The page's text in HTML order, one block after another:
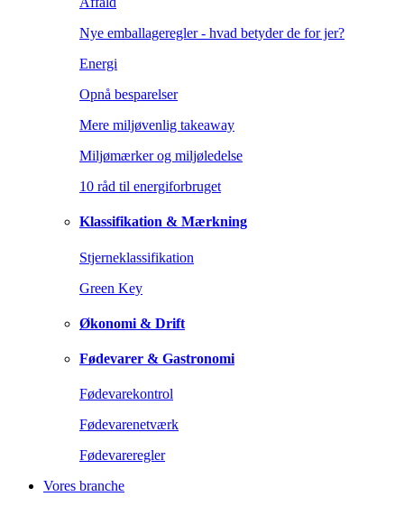
Nye emballageregler - hvad betyder de for jer?
Energi
Opnå besparelser
Mere miljøvenlig takeaway
Miljømærker og miljøledelse
10 råd til energiforbruget
Klassifikation & Mærkning
Stjerneklassifikation
Green Key
Økonomi & Drift
Fødevarer & Gastronomi
Fødevarekontrol
Fødevarenetværk
Fødevareregler
Vores branche